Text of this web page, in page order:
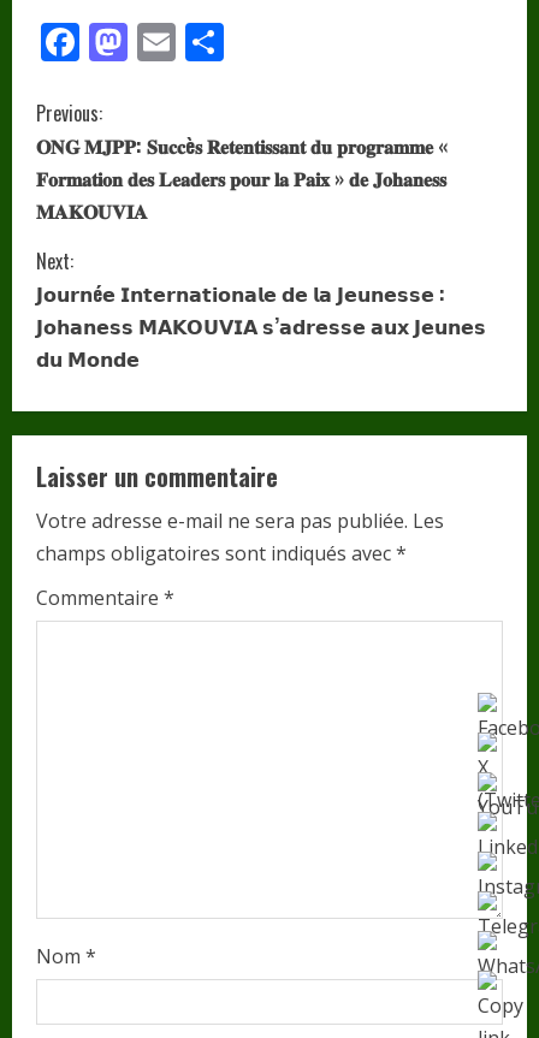
Facebook
Mastodon
Email
C
o
n
t
i
n
u
e
R
e
a
Previous:
𝐎𝐍𝐆 𝐌𝐉𝐏𝐏: 𝐒𝐮𝐜𝐜è𝐬 𝐑𝐞𝐭𝐞𝐧𝐭𝐢𝐬𝐬𝐚𝐧𝐭 𝐝𝐮 𝐩𝐫𝐨𝐠𝐫𝐚𝐦𝐦𝐞 «
𝐅𝐨𝐫𝐦𝐚𝐭𝐢𝐨𝐧 𝐝𝐞𝐬 𝐋𝐞𝐚𝐝𝐞𝐫𝐬 𝐩𝐨𝐮𝐫 𝐥𝐚 𝐏𝐚𝐢𝐱 » 𝐝𝐞 𝐉𝐨𝐡𝐚𝐧𝐞𝐬𝐬
𝐌𝐀𝐊𝐎𝐔𝐕𝐈𝐀
Next:
𝗝𝗼𝘂𝗿𝗻é𝗲 𝗜𝗻𝘁𝗲𝗿𝗻𝗮𝘁𝗶𝗼𝗻𝗮𝗹𝗲 𝗱𝗲 𝗹𝗮 𝗝𝗲𝘂𝗻𝗲𝘀𝘀𝗲 :
𝗝𝗼𝗵𝗮𝗻𝗲𝘀𝘀 𝗠𝗔𝗞𝗢𝗨𝗩𝗜𝗔 𝘀’𝗮𝗱𝗿𝗲𝘀𝘀𝗲 𝗮𝘂𝘅 𝗝𝗲𝘂𝗻𝗲𝘀
𝗱𝘂 𝗠𝗼𝗻𝗱𝗲
Laisser un commentaire
Votre adresse e-mail ne sera pas publiée. Les
champs obligatoires sont indiqués avec*
Commentaire *
Nom *